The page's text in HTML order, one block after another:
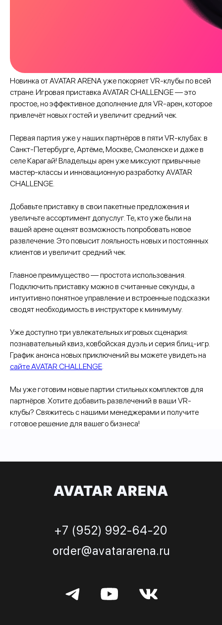
Новинка от AVATAR ARENA уже покоряет VR-клубы по всей
стране. Игровая приставка AVATAR CHALLENGE — это
простое, но эффективное дополнение для VR-арен, которое
привлечёт новых гостей и увеличит средний чек.
Первая партия уже у наших партнёров в пяти VR-клубах: в
Санкт-Петербурге, Артёме, Москве, Смоленске и даже в
селе Карагай! Владельцы арен уже миксуют привычные
мастер-классы и инновационную разработку AVATAR
CHALLENGE.
Добавьте приставку в свои пакетные предложения и
увеличьте ассортимент допуслуг. Те, кто уже были на
вашей арене оценят возможность попробовать новое
развлечение. Это повысит лояльность новых и постоянных
клиентов и увеличит средний чек.
Главное преимущество — простота использования.
Подключить приставку можно в считанные секунды, а
интуитивно понятное управление и встроенные подсказки
сводят необходимость в инструкторе к минимуму.
Уже доступно три увлекательных игровых сценария:
познавательный квиз, ковбойская дуэль и серия блиц-игр.
График анонса новых приключений вы можете увидеть на
сайте AVATAR CHALLENGE.
Мы уже готовим новые партии стильных комплектов для
партнёров. Хотите добавить развлечений в ваши VR-
клубы? Свяжитесь с нашими менеджерами и получите
готовое решение для вашего бизнеса!
+7 (952) 992-64-20
order@avatararena.ru
AVATAR ARENA